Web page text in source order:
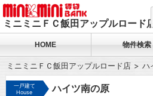
ミニミニＦＣ飯田アップルロード
HOME 物件検索
ミニミニＦＣ飯田アップルロード店 ハ
一戸建て
House
ハイツ南の原